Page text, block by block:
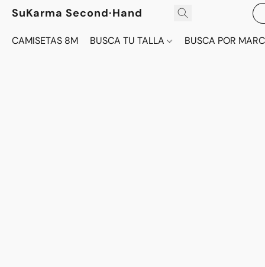
SuKarma Second·Hand
CAMISETAS 8M BUSCA TU TALLA BUSCA POR